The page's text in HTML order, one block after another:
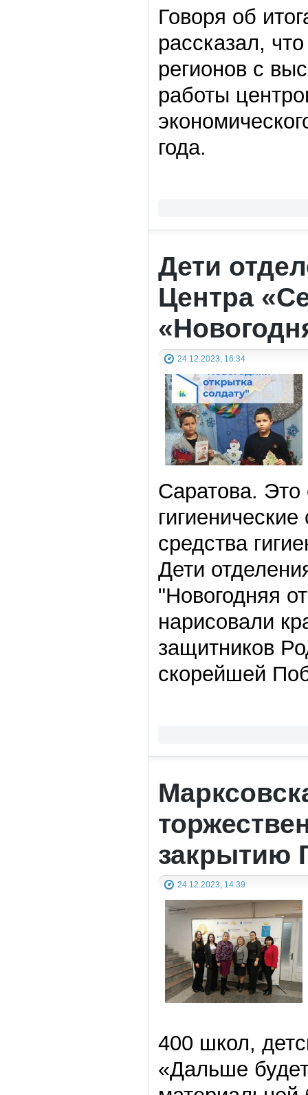
Говоря об
рассказал,
регионов с
работы
года.
Дети
Центра
24.12.2023, 16:34
Саратова. Это
средства
Дети
"Новогодняя
нарисовали
защитников
скорейшей
закрытию
24.12.2023, 14:39
400 школ,
«Дальше